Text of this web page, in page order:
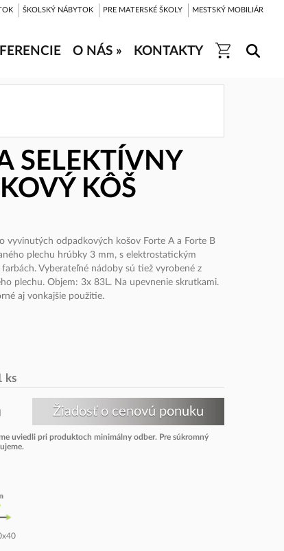
ŠKOLSKÝ NÁBYTOK PRE MATERSKÉ ŠKOLY MESTSKÝ MOBILIÁR
O NÁS » KONTAKTY
SELEKTÍVNY
KÔŠ
vyvinutých odpadkových košov Forte A a Forte B
plechu hrúbky 3 mm, s elektrostatickým
Vyberateľné nádoby sú tiež vyrobené z
plechu. Objem: 3x 83L. Na upevnenie skrutkami.
aj vonkajšie použitie.
ks
uviedli pri produktoch minimálny odber. Pre súkromný